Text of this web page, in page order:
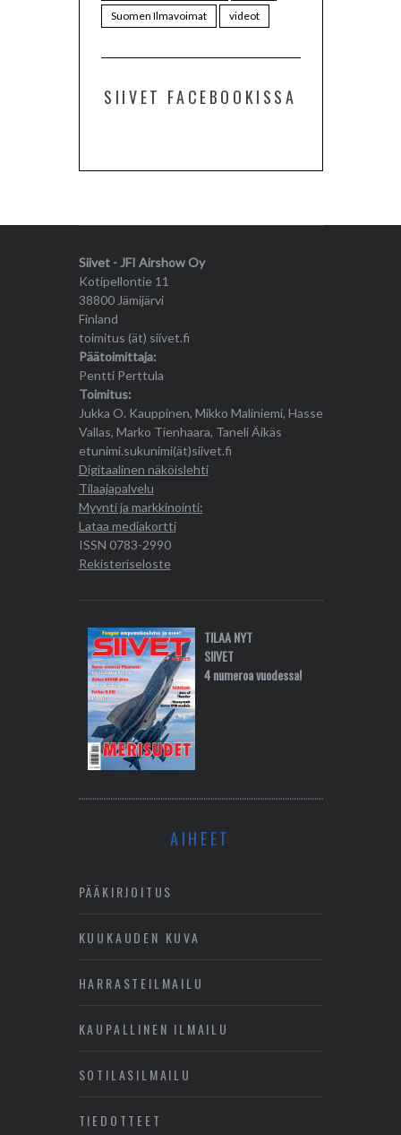
Suomen Ilmavoimat
videot
SIIVET FACEBOOKISSA
Siivet - JFI Airshow Oy
Kotipellontie 11
38800 Jämijärvi
Finland
toimitus (ät) siivet.fi
Päätoimittaja:
Pentti Perttula
Toimitus:
Jukka O. Kauppinen, Mikko Maliniemi, Hasse
Vallas, Marko Tienhaara, Taneli Äikäs
etunimi.sukunimi(ät)siivet.fi
Digitaalinen näköislehti
Tilaajapalvelu
Myynti ja markkinointi:
Lataa mediakortti
ISSN 0783-2990
Rekisteriseloste
TILAA NYT
SIIVET
4 numeroa vuodessa!
AIHEET
PÄÄKIRJOITUS
KUUKAUDEN KUVA
HARRASTEILMAILU
KAUPALLINEN ILMAILU
SOTILASILMAILU
TIEDOTTEET